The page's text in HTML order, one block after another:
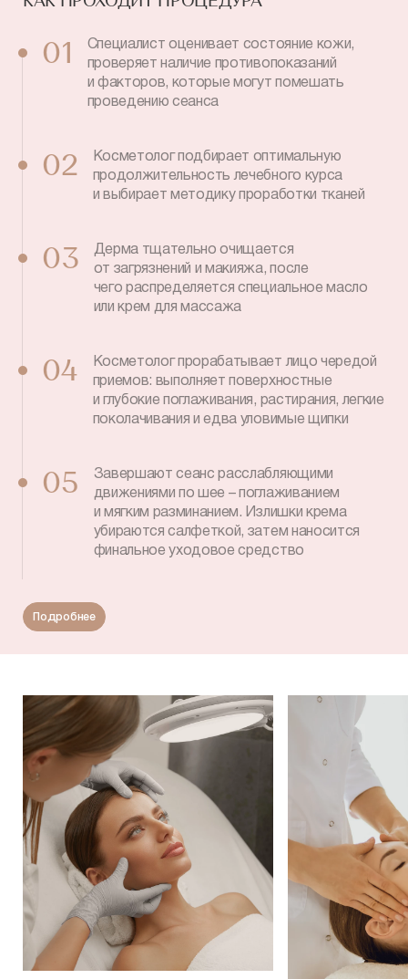
01
Специалист оценивает состояние кожи,
проверяет наличие противопоказаний
и факторов, которые могут помешать
проведению сеанса
02
Косметолог подбирает оптимальную
продолжительность лечебного курса
и выбирает методику проработки тканей
03
Дерма тщательно очищается
от загрязнений и макияжа, после
чего распределяется специальное масло
или крем для массажа
04
Косметолог прорабатывает лицо чередой
приемов: выполняет поверхностные
и глубокие поглаживания, растирания, легкие
поколачивания и едва уловимые щипки
05
Завершают сеанс расслабляющими
движениями по шее – поглаживанием
и мягким разминанием. Излишки крема
убираются салфеткой, затем наносится
финальное уходовое средство
Подробнее